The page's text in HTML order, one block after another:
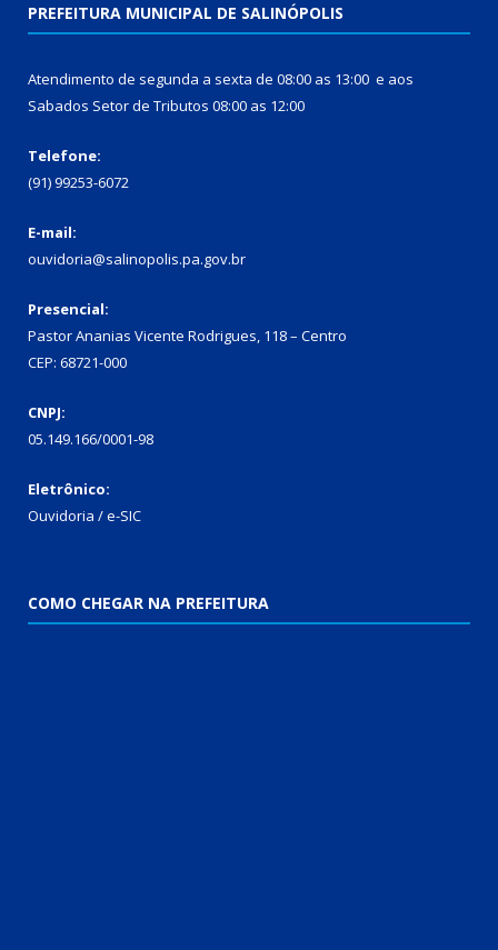
PREFEITURA MUNICIPAL DE SALINÓPOLIS
Atendimento de segunda a sexta de 08:00 as 13:00 e aos
Sabados Setor de Tributos 08:00 as 12:00
Telefone:
(91) 99253-6072
E-mail:
ouvidoria@salinopolis.pa.gov.br
Presencial:
Pastor Ananias Vicente Rodrigues, 118 – Centro
CEP: 68721-000
CNPJ:
05.149.166/0001-98
Eletrônico:
Ouvidoria / e-SIC
COMO CHEGAR NA PREFEITURA